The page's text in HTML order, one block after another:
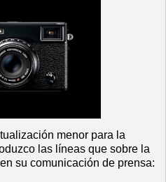
menor para la
las líneas que sobre la
su comunicación de prensa: